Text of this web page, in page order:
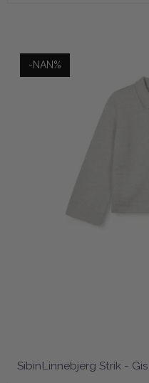
-NAN%
SibinLinnebjerg Strik -